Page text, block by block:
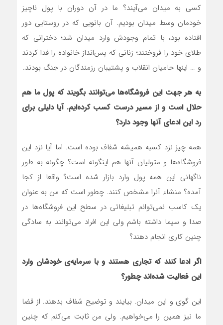
کسی به میدان می‌آیند؟ ما در آن دوران با پول ناچیز
خودمان وسط میدان بودیم. آن بانویی که در روستایی دور
افتاده بود، با تمام وجودش وارد میدان شد؛ دخترانی که
طلای خود را فروختند؛ زنانی که پس‌انداز خانواده را فدا کردند
و … اینها حامیان انقلاب و پشتیبان رزمندگان در جنگ بودند.
به هر جهت این فروشگاه‌ها می‌توانند بگویند که پول ما هم
حلال است و از مسیر درست کسب کرده‌ایم. آیا دلیلی برای
رد این ادعای آنها وجود دارد؟
همه چیز نزد کسبه همیشه شفاف بوده است. اما آیا نزد این
فروشگاه‌ها و متولیان آنها هم اینگونه است؟ چگونه به طور
ناگهانی این همه پول وارد بازار شده است؟ واقعا از کجا
آمده؟ منشاء آنرا مشخص کنند. چطور است که من به عنوان
یک کاسب نمی‌توانم تبلیغاتی در سطح این فروشگاه‌ها در
صدا و سیما داشته باشم ولی این افراد می‌توانند به سادگی
چنین کاری انجام دهند؟
اگر ادعا کنند که تجاری هستند و با سرمایه‌ی خودشان وارد
این فعالیت شده‌اند چطور؟
این گوی و این میدان. بیایند و توضیح شفاف بدهند. از قضا
ما نیز همین را می‌خواهیم. ولی من ثابت می‌کنم که چنین